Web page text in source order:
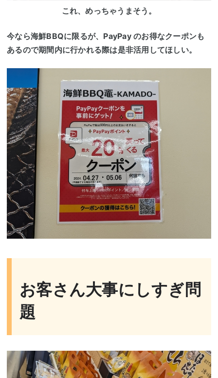
これ、めっちゃうまそう。
今なら海鮮BBQに限るが、PayPay のお得なクーポンも
あるので期間内に行かれる際は是非活用してほしい。
お客さん大事にしすぎ問
題